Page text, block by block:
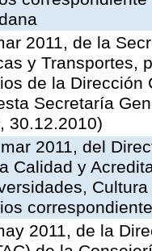
2011, de la
y Transportes,
de la
Secretaría
30.12.2010)
2011, del
Calidad y
2011, de la